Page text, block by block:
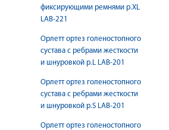
фиксирующими ремнями р.XL
LAB-221
Орлетт ортез голеностопного
сустава с ребрами жесткости
и шнуровкой р.L LAB-201
Орлетт ортез голеностопного
сустава с ребрами жесткости
и шнуровкой р.S LAB-201
Орлетт ортез голеностопного